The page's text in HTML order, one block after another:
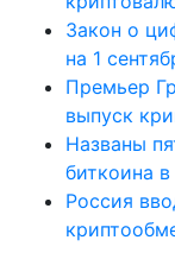
Закон о
на 1
Премьер
выпуск
Названы
биткоина
Россия